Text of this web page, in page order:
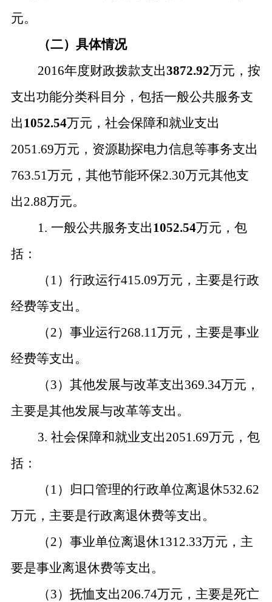
元。
（二）具体情况
2016年度财政拨款支出3872.92万元，按
支出功能分类科目分，包括一般公共服务支
出1052.54万元，社会保障和就业支出
2051.69万元，资源勘探电力信息等事务支出
763.51万元，其他节能环保2.30万元其他支
出2.88万元。
1. 一般公共服务支出1052.54万元，包
括：
（ 1）行政运行415.09万元，主要是行政
经费等支出。
（2）事业运行268.11万元，主要是事业
经费等支出。
（3）其他发展与改革支出369.34万元，
主要是其他发展与改革等支出。
3. 社会保障和就业支出2051.69万元，包
括：
（ 1）归口管理的行政单位离退休532.62
万元，主要是行政离退休费等支出。
（2）事业单位离退休1312.33万元，主
要是事业离退休费等支出。
（3）抚恤支出206.74万元，主要是死亡